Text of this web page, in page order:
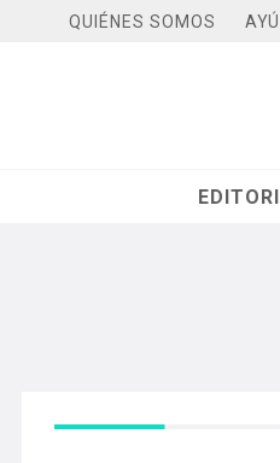
QUIÉNES SOMOS